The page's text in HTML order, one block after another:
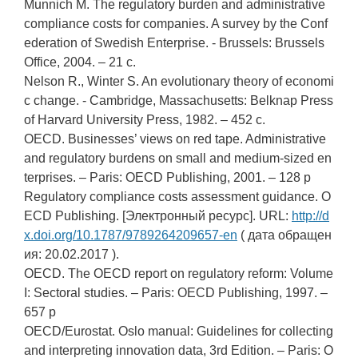
Munnich M. The regulatory burden and administrative
compliance costs for companies. A survey by the Conf
ederation of Swedish Enterprise. - Brussels: Brussels
Office, 2004. – 21 с.
Nelson R., Winter S. An evolutionary theory of economi
c change. - Cambridge, Massachusetts: Belknap Press
of Harvard University Press, 1982. – 452 с.
OECD. Businesses’ views on red tape. Administrative
and regulatory burdens on small and medium-sized en
terprises. – Paris: OECD Publishing, 2001. – 128 p
Regulatory compliance costs assessment guidance. O
ECD Publishing. [Электронный ресурс]. URL: http://d
x.doi.org/10.1787/9789264209657-en ( дата обращен
ия: 20.02.2017 ).
OECD. The OECD report on regulatory reform: Volume
I: Sectoral studies. – Paris: OECD Publishing, 1997. –
657 p
OECD/Eurostat. Oslo manual: Guidelines for collecting
and interpreting innovation data, 3rd Edition. – Paris: O